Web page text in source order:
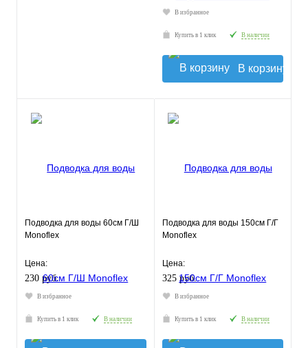
В избранное
Купить в 1 клик В наличии
В корзину
Подводка для воды 60см Г/Ш
Monoflex
Цена:
230 руб.
В избранное
Купить в 1 клик В наличии
Подводка для воды 150см Г/Г
Monoflex
Цена:
325 руб.
В избранное
Купить в 1 клик В наличии